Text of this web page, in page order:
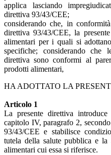
applica lasciando
direttiva 93/43/CEE;
considerando che, in
direttiva 93/43/CEE, la
alimentari per i quali si
specifiche; considerando che
direttiva sono conformi al
prodotti alimentari,
HA ADOTTATO LA
Articolo 1
La presente direttiva
capitolo IV, paragrafo 2,
93/43/CEE e stabilisce
tutela della salute pubblica e
alimentari cui essa si riferisce.